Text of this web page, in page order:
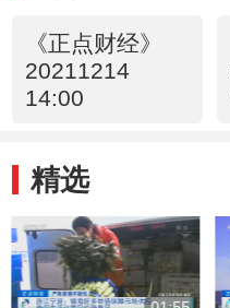
《正点财经》
20211214
14:00
精选